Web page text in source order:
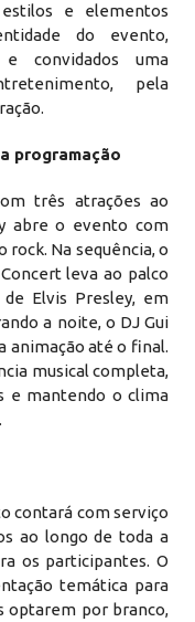
e elementos
do evento,
e convidados uma
pela
programação
três atrações ao
abre o evento com
Na sequência, o
leva ao palco
Elvis Presley, em
a noite, o DJ Gui
animação até o final.
musical completa,
e mantendo o clima
contará com serviço
ao longo de toda a
os participantes. O
temática para
optarem por branco,